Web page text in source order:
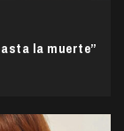
la muerte”